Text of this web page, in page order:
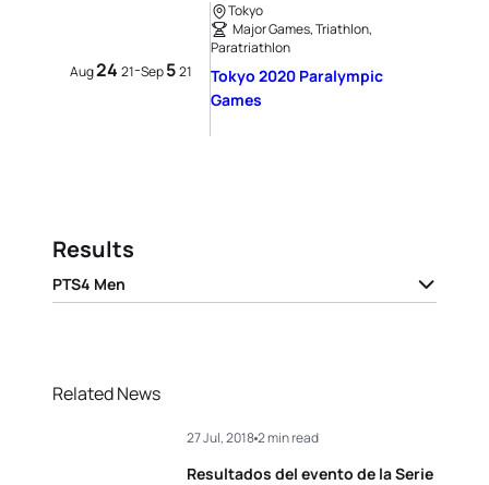
Aug24 21-Sep521
Tokyo
Major Games, Triathlon,
Paratriathlon
Tokyo 2020 Paralympic
Games
Results
PTS4 Men
2Hideki Uda
Alejandro Sánchez ESP 01:04:24
Related News
Resultados del evento de la Serie
27 Jul, 20182 min read